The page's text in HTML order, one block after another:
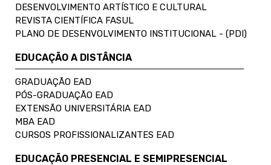
DESENVOLVIMENTO ARTÍSTICO E CULTURAL
REVISTA CIENTÍFICA FASUL
PLANO DE DESENVOLVIMENTO INSTITUCIONAL - (PDI)
EDUCAÇÃO A DISTÂNCIA
GRADUAÇÃO EAD
PÓS-GRADUAÇÃO EAD
EXTENSÃO UNIVERSITÁRIA EAD
MBA EAD
CURSOS PROFISSIONALIZANTES EAD
EDUCAÇÃO PRESENCIAL E SEMIPRESENCIAL